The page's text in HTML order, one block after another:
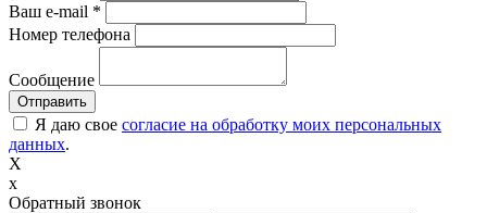
Ваш e-mail *
Номер телефона
Сообщение
Я даю свое согласие на обработку моих персональных
данных.
X
x
Обратный звонок